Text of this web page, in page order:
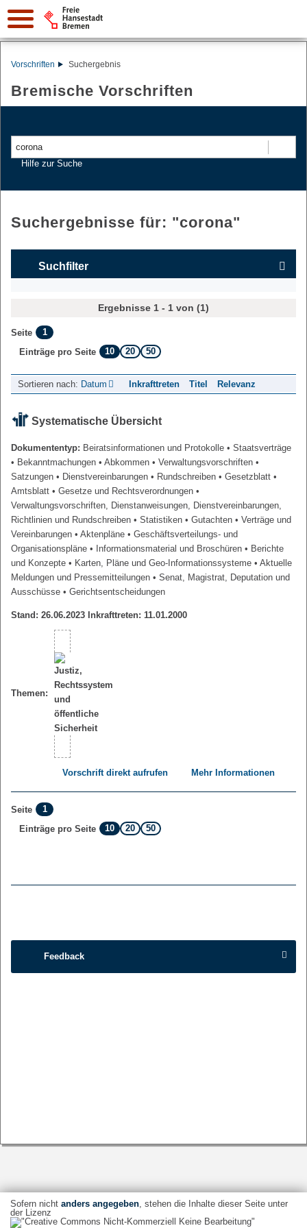
Vorschriften Suchergebnis
Bremische Vorschriften
Hilfe zur Suche
Suchergebnisse für: "corona"
Suchfilter
Ergebnisse 1 - 1 von (1)
Seite
1
Einträge pro Seite
10 20 50
Sortieren nach: Datum Inkrafttreten Titel Relevanz
Systematische Übersicht
Dokumententyp: Beiratsinformationen und Protokolle • Staatsverträge
• Bekanntmachungen • Abkommen • Verwaltungsvorschriften •
Satzungen • Dienstvereinbarungen • Rundschreiben • Gesetzblatt •
Amtsblatt • Gesetze und Rechtsverordnungen •
Verwaltungsvorschriften, Dienstanweisungen, Dienstvereinbarungen,
Richtlinien und Rundschreiben • Statistiken • Gutachten • Verträge und
Vereinbarungen • Aktenpläne • Geschäftsverteilungs- und
Organisationspläne • Informationsmaterial und Broschüren • Berichte
und Konzepte • Karten, Pläne und Geo-Informationssysteme • Aktuelle
Meldungen und Pressemitteilungen • Senat, Magistrat, Deputation und
Ausschüsse • Gerichtsentscheidungen
Stand: 26.06.2023 Inkrafttreten: 11.01.2000
Themen:
Vorschrift direkt aufrufen Mehr Informationen
Seite
1
Einträge pro Seite
10 20 50
Feedback
Sofern nicht anders angegeben, stehen die Inhalte dieser Seite unter
der Lizenz